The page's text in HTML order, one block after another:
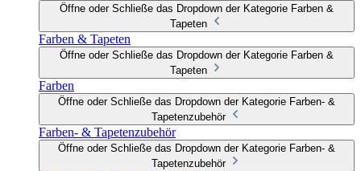
Öffne oder Schließe das Dropdown der Kategorie Farben &
Tapeten
Farben & Tapeten
Öffne oder Schließe das Dropdown der Kategorie Farben &
Tapeten
Farben
Öffne oder Schließe das Dropdown der Kategorie Farben- &
Tapetenzubehör
Farben- & Tapetenzubehör
Öffne oder Schließe das Dropdown der Kategorie Farben- &
Tapetenzubehör